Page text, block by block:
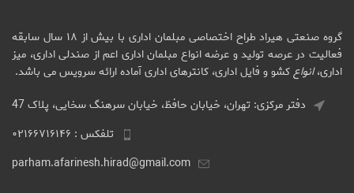
گروه صنعتی هیراد طراح اختصاصی مبلمان اداری با بیش از ۱۸ سال سابقه
فعالیت در عرصه تولید و عرضه انواع مبلمان اداری اعم از صندلی اداری، میز
اداری،انواعکشو و فایل اداری، کانترهای اداری آماده ارائه سرویس می باشد.
دفتر مرکزی: تهران، خیابان حافظ، خیابان سرهنگ سخایی، پلاک 47
تلفکس : ۰۲۱۶۶۷۱۶۱۴۶
parham.afarinesh.hirad@gmail.com